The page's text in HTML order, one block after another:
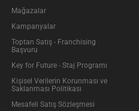
Mağazalar
Kampanyalar
Toptan Satış - Franchising
Başvuru
Key for Future - Staj Programı
Kişisel Verilerin Korunması ve
Saklanması Politikası
Mesafeli Satış Sözleşmesi